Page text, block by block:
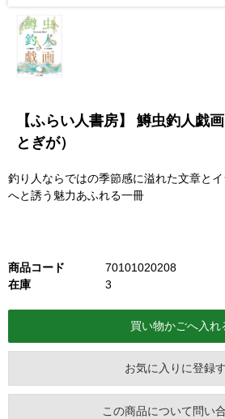
【ふらい人書房】 鱒虫釣人戯
とぎが）
釣り人ならではの季節感に溢れた文章と
へと誘う魅力あふれる一冊
商品コード
70101020208
在庫
3
お気に入りに登録
この商品について問い